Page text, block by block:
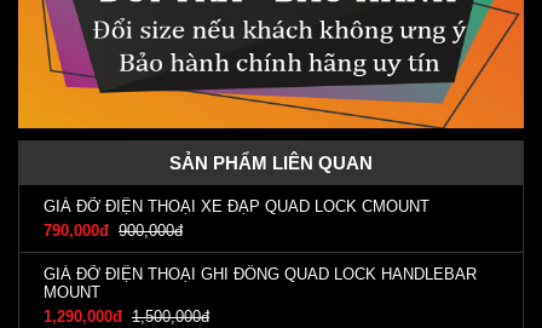
SẢN PHẨM LIÊN QUAN
GIÁ ĐỠ ĐIỆN THOẠI XE ĐẠP QUAD LOCK CMOUNT
790,000đ 900,000đ
GIÁ ĐỠ ĐIỆN THOẠI GHI ĐÔNG QUAD LOCK HANDLEBAR
MOUNT
1,290,000đ 1,500,000đ